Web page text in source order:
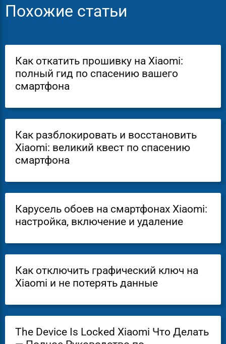
Похожие статьи
Как откатить прошивку на Xiaomi:
полный гид по спасению вашего
смартфона
Как разблокировать и восстановить
Xiaomi: великий квест по спасению
смартфона
Карусель обоев на смартфонах Xiaomi:
настройка, включение и удаление
Как отключить графический ключ на
Xiaomi и не потерять данные
The Device Is Locked Xiaomi Что Делать